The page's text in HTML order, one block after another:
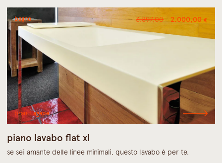
bagno 3.897,00
Il
prezzo
originale
2.000,00€
brand agape
piano lavabo flat xl
se sei amante delle linee minimali, questo lavabo è per te.